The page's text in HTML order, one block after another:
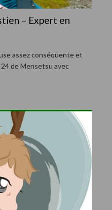
– Expert en
assez conséquente et
24 de Mensetsu avec